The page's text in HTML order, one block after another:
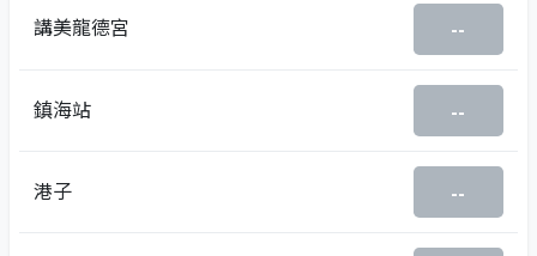
講美龍德宮 --
鎮海站 --
港子 --